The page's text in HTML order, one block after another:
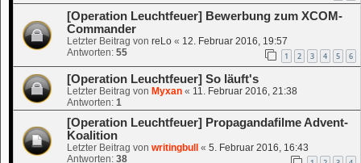
[Operation Leuchtfeuer] Bewerbung zum XCOM-
Commander
Letzter Beitrag von reLo « 12. Februar 2016, 19:57
Antworten: 55 1 2 3 4 5 6
[Operation Leuchtfeuer] So läuft's
Letzter Beitrag von Myxan « 11. Februar 2016, 21:38
Antworten: 1
[Operation Leuchtfeuer] Propagandafilme Advent-
Koalition
Letzter Beitrag von writingbull « 5. Februar 2016, 16:43
Antworten: 38